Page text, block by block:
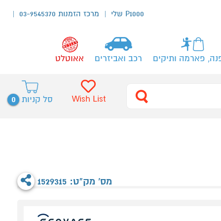
P1000 שלי מרכז הזמנות 03-9545370
פארמה ותיקים רכב ואביזרים אאוטלט
סל קניות 0 Wish List
מס' מק"ט: 1529315